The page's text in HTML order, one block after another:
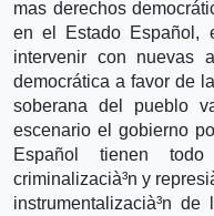
mas derechos
en el Estado Español,
intervenir con nuevas
democrática a favor de
soberana del pueblo
escenario el gobierno
Español tienen
criminalizacià³n y
instrumentalizacià³n